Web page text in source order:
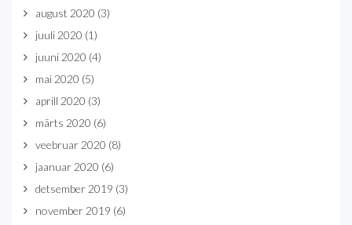
august 2020 (3)
juuli 2020 (1)
juuni 2020 (4)
mai 2020 (5)
aprill 2020 (3)
märts 2020 (6)
veebruar 2020 (8)
jaanuar 2020 (6)
detsember 2019 (3)
november 2019 (6)